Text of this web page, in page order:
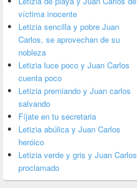
víctima inocente
Letizia sencilla y pobre Juan
Carlos, se aprovechan de su
nobleza
Letizia luce poco y Juan Carlos
cuenta poco
Letizia premiando y Juan carlos
salvando
Fíjate en tu secretaria
Letizia abúlica y Juan Carlos
heróico
Letizia verde y gris y Juan Carlos
proclamado